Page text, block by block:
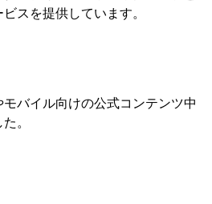
スを提供しています。
バイル向けの公式コンテンツ中
。